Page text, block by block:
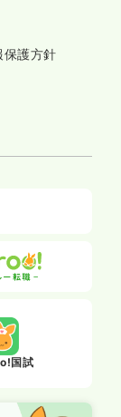
保護方針
国試